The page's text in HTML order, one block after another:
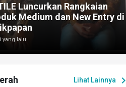
Luncurkan Rangkaian
Medium dan New Entry di
yang lalu
Lihat Lainnya chevron_right